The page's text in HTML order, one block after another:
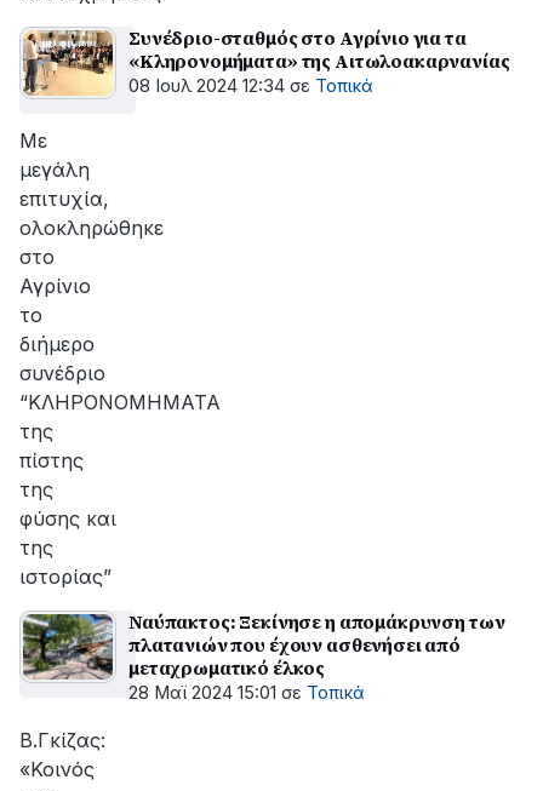
Συνέδριο-σταθμός στο Αγρίνιο για τα
«Κληρονομήματα» της Αιτωλοακαρνανίας
08 Ιουλ 2024 12:34 σε Τοπικά
Mε
μεγάλη
επιτυχία,
oλοκληρώθηκε
στο
Αγρίνιο
το
διήμερο
συνέδριο
“ΚΛΗΡΟΝΟΜΗΜΑΤΑ
της
πίστης
της
φύσης και
της
ιστορίας”
Ναύπακτος: Ξεκίνησε η απομάκρυνση των
πλατανιών που έχουν ασθενήσει από
μεταχρωματικό έλκος
28 Μαϊ 2024 15:01 σε Τοπικά
Β.Γκίζας:
«Κοινός